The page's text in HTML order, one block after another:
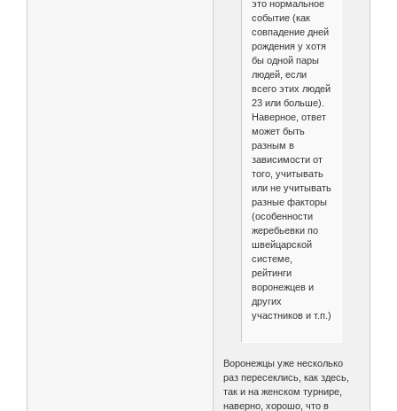
это нормальное
событие (как
совпадение дней
рождения у хотя
бы одной пары
людей, если
всего этих людей
23 или больше).
Наверное, ответ
может быть
разным в
зависимости от
того, учитывать
или не учитывать
разные факторы
(особенности
жеребьевки по
швейцарской
системе,
рейтинги
воронежцев и
других
участников и т.п.)
Воронежцы уже несколько
раз пересеклись, как здесь,
так и на женском турнире,
наверно, хорошо, что в